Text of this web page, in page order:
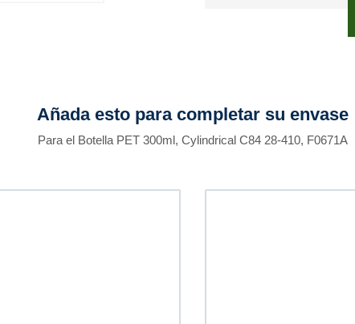
Añada esto para completar su envase
Para el Botella PET 300ml, Cylindrical C84 28-410, F0671A